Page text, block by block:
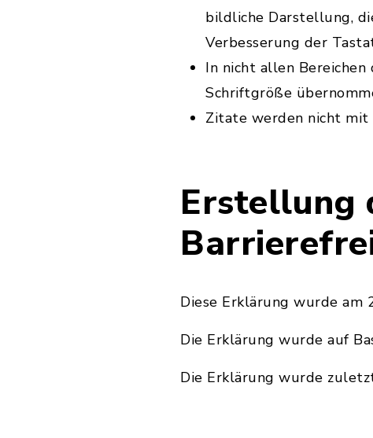
bildliche Darstellung,
Verbesserung der
In nicht allen
Schriftgröße
Zitate werden nicht
Erstellung
Diese Erklärung wurde am
Die Erklärung wurde auf
Die Erklärung wurde